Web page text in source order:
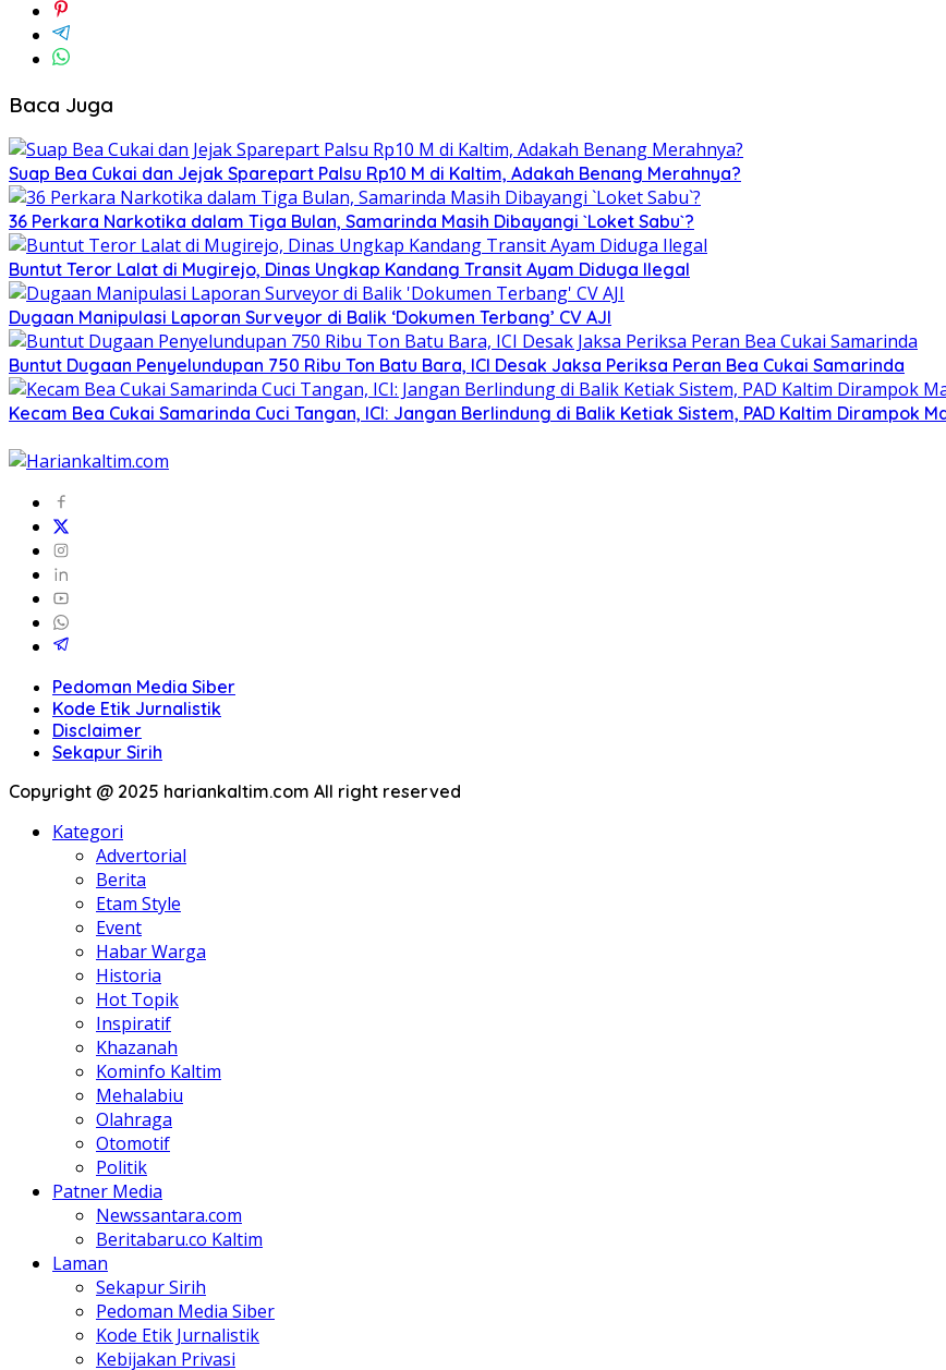
Baca Juga
Suap Bea Cukai dan Jejak Sparepart Palsu Rp10 M di Kaltim, Adakah Benang Merahnya?
36 Perkara Narkotika dalam Tiga Bulan, Samarinda Masih Dibayangi `Loket Sabu`?
Buntut Teror Lalat di Mugirejo, Dinas Ungkap Kandang Transit Ayam Diduga Ilegal
Dugaan Manipulasi Laporan Surveyor di Balik ‘Dokumen Terbang’ CV AJI
Buntut Dugaan Penyelundupan 750 Ribu Ton Batu Bara, ICI Desak Jaksa Periksa Peran Bea Cukai Samarinda
Kecam Bea Cukai Samarinda Cuci Tangan, ICI: Jangan Berlindung di Balik Ketiak Sistem, PAD Kaltim Dirampok
Pedoman Media Siber
Kode Etik Jurnalistik
Disclaimer
Sekapur Sirih
Copyright @ 2025 hariankaltim.com All right reserved
Kategori
Advertorial
Berita
Etam Style
Event
Habar Warga
Historia
Hot Topik
Inspiratif
Khazanah
Kominfo Kaltim
Mehalabiu
Olahraga
Otomotif
Politik
Patner Media
Newssantara.com
Beritabaru.co Kaltim
Laman
Sekapur Sirih
Pedoman Media Siber
Kode Etik Jurnalistik
Kebijakan Privasi